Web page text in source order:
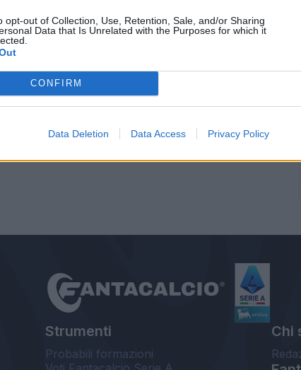
opt-out of Collection, Use, Retention, Sale, and/or Sharing
Data that Is Unrelated with the Purposes for which it
CONFIRM
Data Deletion Data Access Privacy Policy
per il Catania che, dopo aver perso Simeone, si
Strumenti
Probabili formazioni
Chi